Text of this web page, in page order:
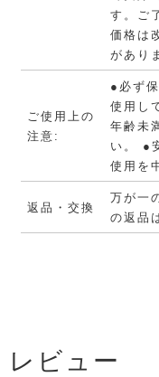
す。ご
価格は
があり
ご使用上の
注意:
●必ず
使用し
年齢未
い。 ●
使用を
返品・交換
万が一
の返品
レビュー